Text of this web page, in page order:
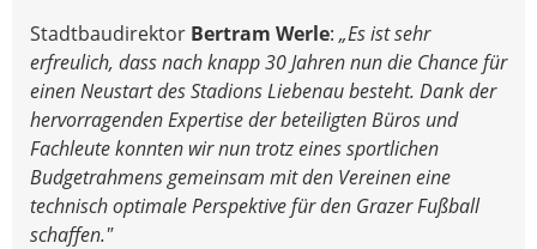
Stadtbaudirektor Bertram Werle: „Es ist sehr
erfreulich, dass nach knapp 30 Jahren nun die Chance für
einen Neustart des Stadions Liebenau besteht. Dank der
hervorragenden Expertise der beteiligten Büros und
Fachleute konnten wir nun trotz eines sportlichen
Budgetrahmens gemeinsam mit den Vereinen eine
technisch optimale Perspektive für den Grazer Fußball
schaffen."